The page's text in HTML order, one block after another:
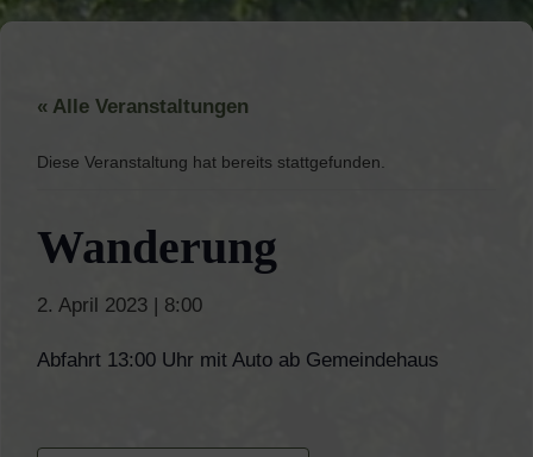
« Alle Veranstaltungen
Diese Veranstaltung hat bereits stattgefunden.
Wanderung
2. April 2023 | 8:00
Abfahrt 13:00 Uhr mit Auto ab Gemeindehaus